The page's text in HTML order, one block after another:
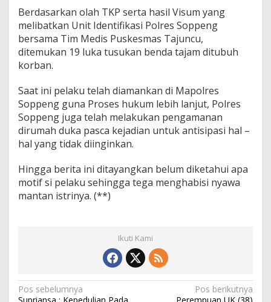
Berdasarkan olah TKP serta hasil Visum yang
melibatkan Unit Identifikasi Polres Soppeng
bersama Tim Medis Puskesmas Tajuncu,
ditemukan 19 luka tusukan benda tajam ditubuh
korban.
Saat ini pelaku telah diamankan di Mapolres
Soppeng guna Proses hukum lebih lanjut, Polres
Soppeng juga telah melakukan pengamanan
dirumah duka pasca kejadian untuk antisipasi hal –
hal yang tidak diinginkan.
Hingga berita ini ditayangkan belum diketahui apa
motif si pelaku sehingga tega menghabisi nyawa
mantan istrinya. (**)
Ikuti Kami
N
Pos sebelumnya
Pos berikutnya